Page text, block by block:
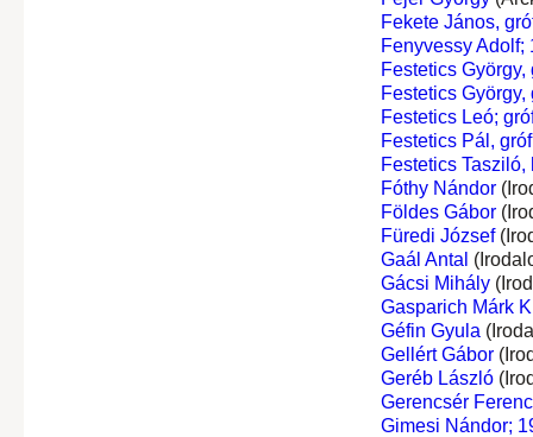
Fekete János,
Fenyvessy Adolf;
Festetics György,
Festetics György,
Festetics Leó;
Festetics Pál,
Festetics Tasziló,
Fóthy Nándor
Földes Gábor
Füredi József
Gaál Antal
Gácsi Mihály
Gasparich Márk
Géfin Gyula
Gellért Gábor
Geréb László
Gerencsér Ferenc
Gimesi Nándor;